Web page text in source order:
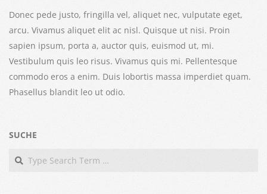
Donec pede justo, fringilla vel, aliquet nec, vulputate eget,
arcu. Vivamus aliquet elit ac nisl. Quisque ut nisi. Proin
sapien ipsum, porta a, auctor quis, euismod ut, mi.
Vestibulum quis leo risus. Vivamus quis mi. Pellentesque
commodo eros a enim. Duis lobortis massa imperdiet quam.
Phasellus blandit leo ut odio.
SUCHE
Search